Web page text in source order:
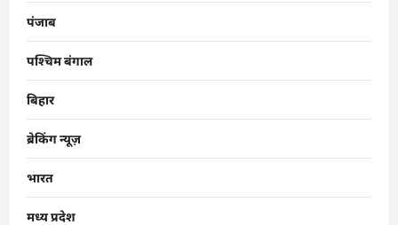
पंजाब
पश्चिम बंगाल
बिहार
ब्रेकिंग न्यूज़
भारत
मध्य प्रदेश